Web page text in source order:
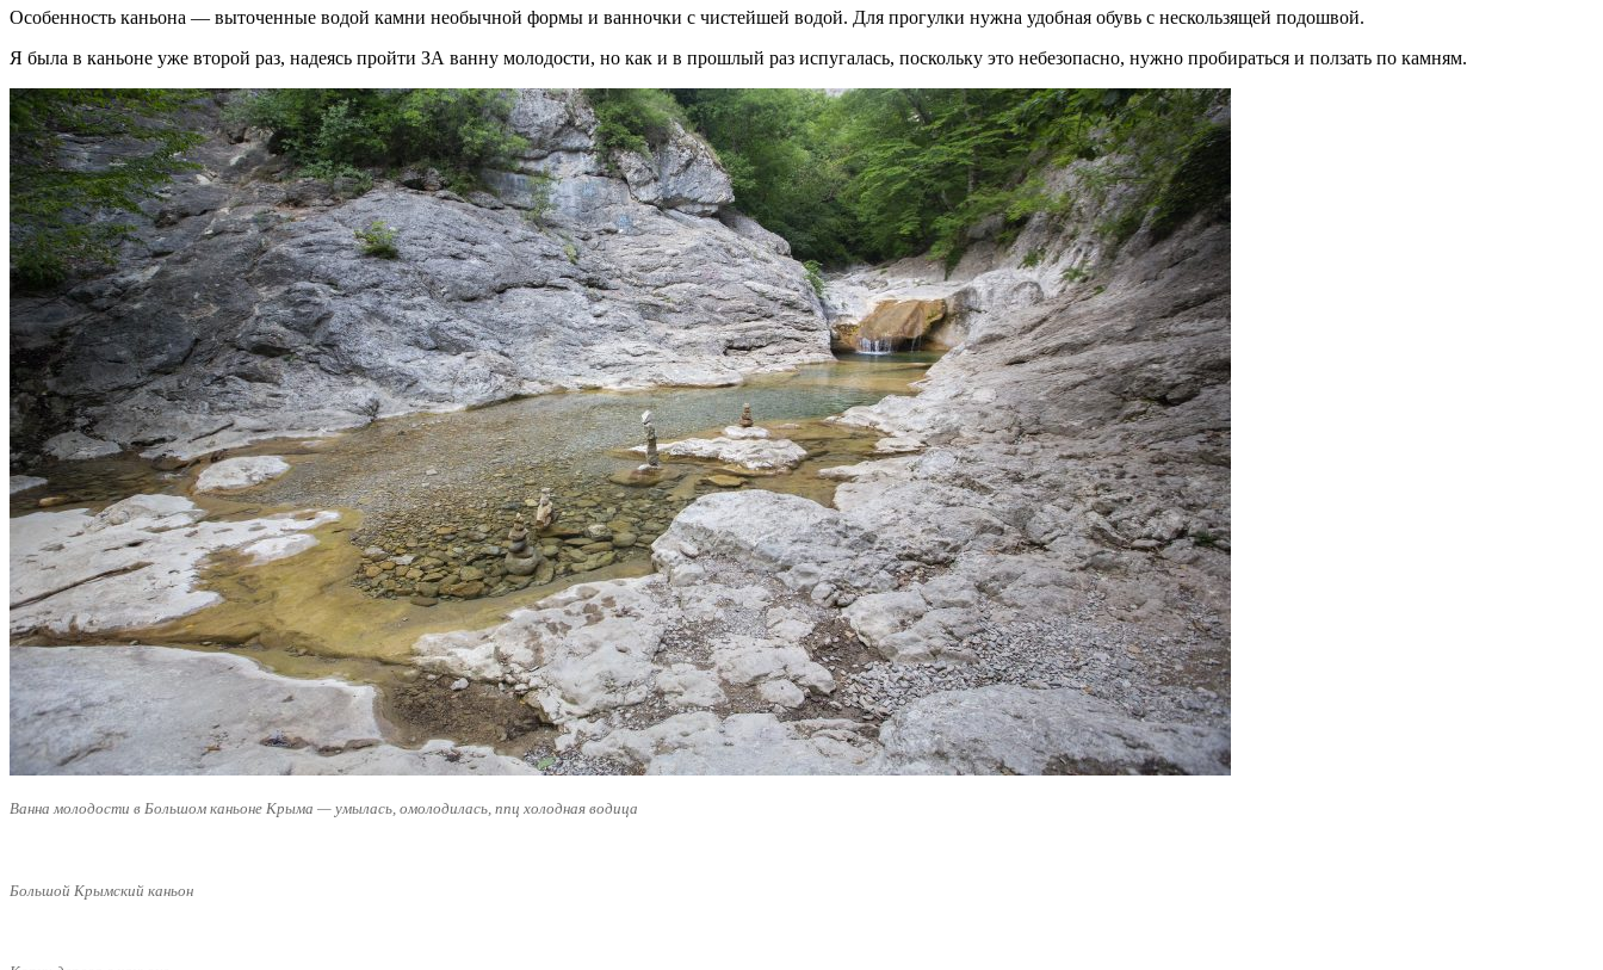
Особенность каньона — выточенные водой камни необычной формы и ванночки с чистейшей водой. Для прогулки нужна удобная обувь с нескользящей подошвой.
Я была в каньоне уже второй раз, надеясь пройти ЗА ванну молодости, но как и в прошлый раз испугалась, поскольку это небезопасно, нужно пробираться и ползать по камням.
Ванна молодости в Большом каньоне Крыма — умылась, омолодилась, ппц холодная водица
Большой Крымский каньон